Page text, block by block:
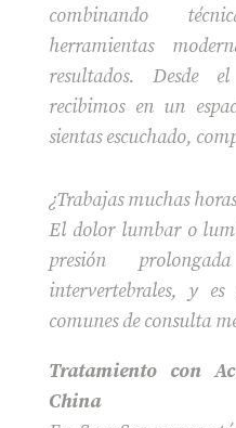
combinando
herramientas
resultados. Desde
recibimos en un
sientas escuchado,
¿Trabajas muchas
El dolor lumbar o
presión
intervertebrales, y
comunes de consulta
Tratamiento con
China